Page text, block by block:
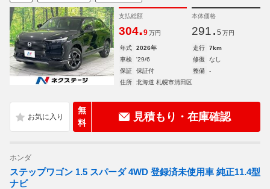
支払総額
304.9 万円
本体価格
291. 5 万円
年式 2026年 走行
7km
車検
'29/6 修復
なし
保証
保証付 整備
-
住所
北海道 札幌市清田区
無
料
見積もり・在庫確認
ホンダ
ステップワゴン 1.5 スパーダ 4WD 登録済未使用車 純正11.4型
ナビ